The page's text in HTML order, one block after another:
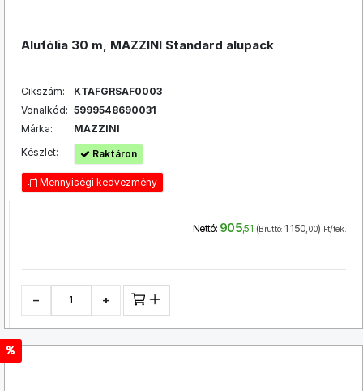
Alufólia 30 m, MAZZINI Standard alupack
Cikszám:
KTAFGRSAF0003
Vonalkód: 5999548690031
Márka:
MAZZINI
Készlet:
Raktáron
Mennyiségi kedvezmény
Nettó: 905,51 (Bruttó: 1 150,00) Ft/tek.
− +